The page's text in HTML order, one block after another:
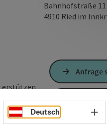
Bahnhofstraße 11
4910 Ried im
Anfrage
Zur
Deutsch